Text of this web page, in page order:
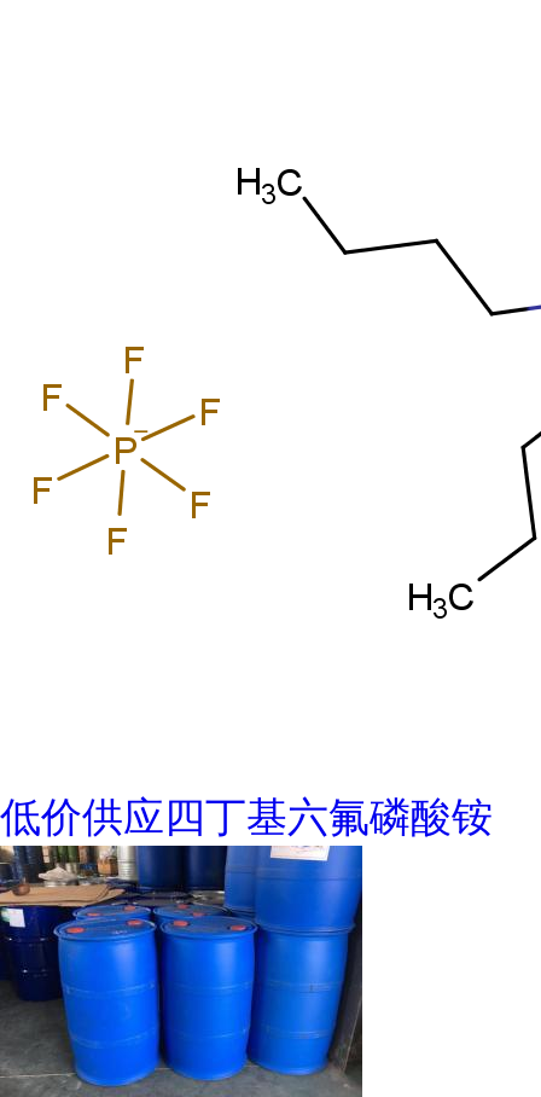
低价供应四丁基六氟磷酸铵